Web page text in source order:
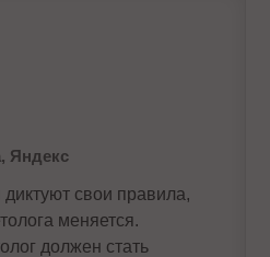
Яндекс
свои правила,
меняется.
должен стать